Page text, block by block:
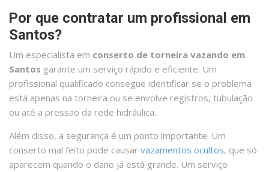
Por que contratar um profissional em
Santos?
Um especialista em conserto de torneira vazando em
Santos garante um serviço rápido e eficiente. Um
profissional qualificado consegue identificar se o problema
está apenas na torneira ou se envolve registros, tubulação
ou até a pressão da rede hidráulica.
Além disso, a segurança é um ponto importante. Um
conserto mal feito pode causar vazamentos ocultos, que só
aparecem quando o dano já está grande. Um serviço